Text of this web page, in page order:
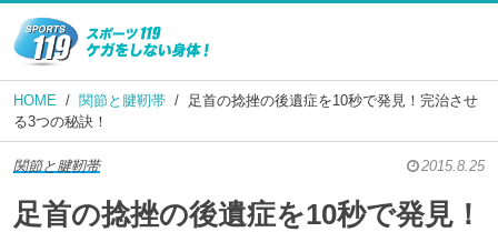
HOME 関節と腱靭帯
足首の捻挫の後遺症を10秒で発見！完治させ
る3つの秘訣！
関節と腱靭帯 2015.8.25
足首の捻挫の後遺症を10秒で発見！